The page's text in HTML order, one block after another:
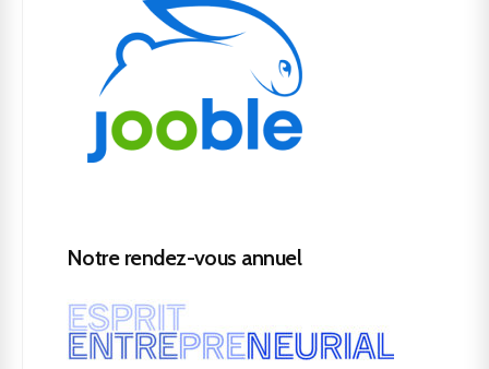
Notre rendez-vous annuel